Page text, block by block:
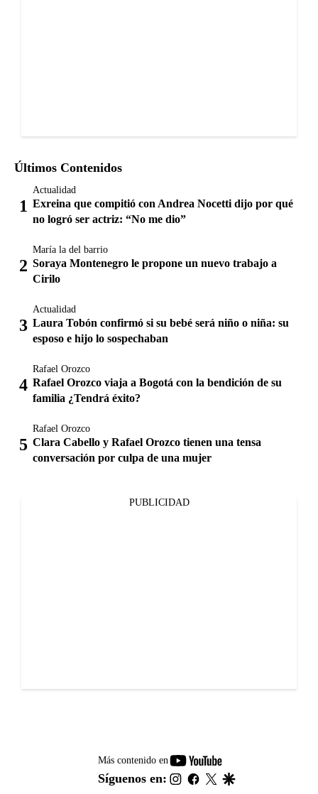
Últimos Contenidos
Actualidad
Exreina que compitió con Andrea Nocetti dijo por qué
no logró ser actriz: “No me dio”
María la del barrio
Soraya Montenegro le propone un nuevo trabajo a
Cirilo
Actualidad
Laura Tobón confirmó si su bebé será niño o niña: su
esposo e hijo lo sospechaban
Rafael Orozco
Rafael Orozco viaja a Bogotá con la bendición de su
familia ¿Tendrá éxito?
Rafael Orozco
Clara Cabello y Rafael Orozco tienen una tensa
conversación por culpa de una mujer
PUBLICIDAD
Más contenido en
youtube-
footer
Síguenos en: instagram
facebook
twitter